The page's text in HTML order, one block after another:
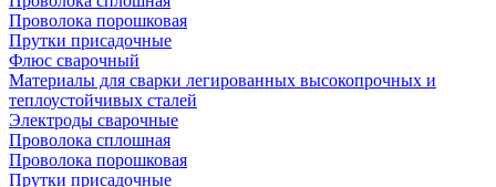
Проволока порошковая
Прутки присадочные
Флюс сварочный
Материалы для сварки легированных высокопрочных и
теплоустойчивых сталей
Электроды сварочные
Проволока сплошная
Проволока порошковая
Прутки присадочные